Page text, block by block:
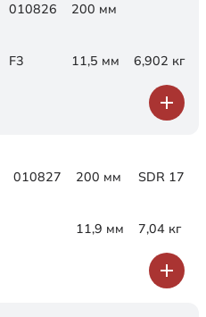
010826 200 мм
F3 11,5 мм 6,902 кг
010827 200 мм SDR 17
11,9 мм 7,04 кг